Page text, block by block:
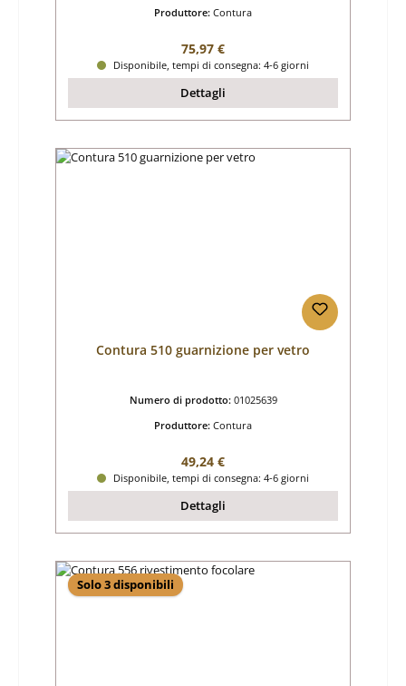
Produttore: Contura
Prezzo normale:
75,97 €
Disponibile, tempi di consegna: 4-6 giorni
Dettagli
Contura 510 guarnizione per vetro
Numero di prodotto: 01025639
Produttore: Contura
Prezzo normale:
49,24 €
Disponibile, tempi di consegna: 4-6 giorni
Dettagli
Solo 3 disponibili